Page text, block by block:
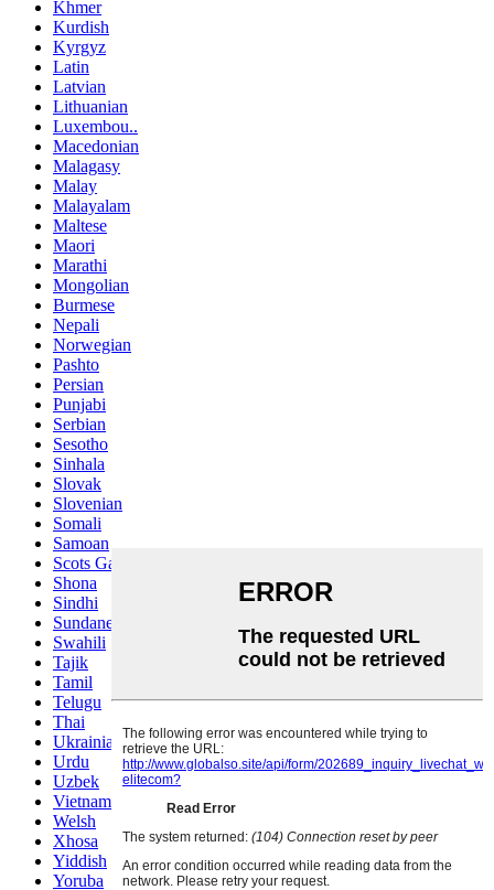
Khmer
Kurdish
Kyrgyz
Latin
Latvian
Lithuanian
Luxembou..
Macedonian
Malagasy
Malay
Malayalam
Maltese
Maori
Marathi
Mongolian
Burmese
Nepali
Norwegian
Pashto
Persian
Punjabi
Serbian
Sesotho
Sinhala
Slovak
Slovenian
Somali
Samoan
Scots Gaelic
Shona
Sindhi
Sundanese
Swahili
Tajik
Tamil
Telugu
Thai
Ukrainian
Urdu
Uzbek
Vietnamese
Welsh
Xhosa
Yiddish
Yoruba